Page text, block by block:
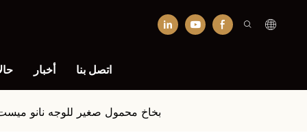
أخبار اتصل بنا
بخاخ محمول صغير للوجه نانو